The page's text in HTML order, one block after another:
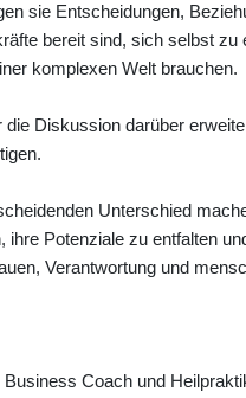
sie Entscheidungen,
bereit sind, sich selbst zu
komplexen Welt brauchen.
Diskussion darüber
Unterschied
Potenziale zu entfalten
Verantwortung und
Coach und